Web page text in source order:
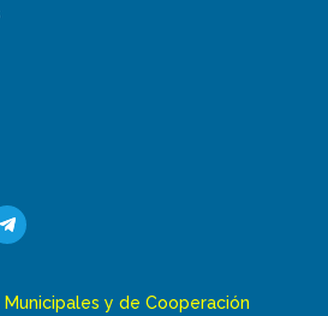
y de Cooperación